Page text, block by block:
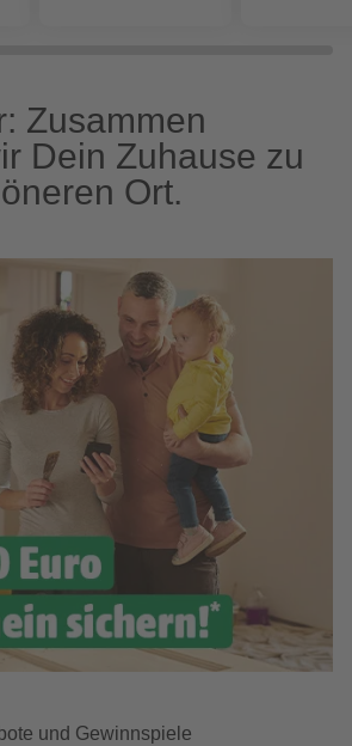
Zusammen
Dein Zuhause zu
Ort.
und Gewinnspiele